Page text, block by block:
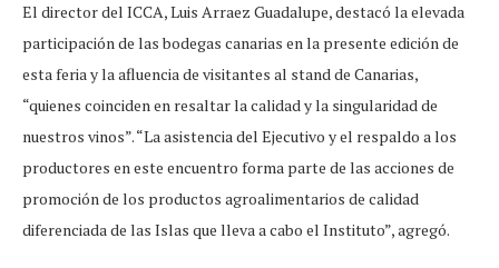
El director del ICCA, Luis Arraez Guadalupe, destacó la elevada
participación de las bodegas canarias en la presente edición de
esta feria y la afluencia de visitantes al stand de Canarias,
“quienes coinciden en resaltar la calidad y la singularidad de
nuestros vinos”. “La asistencia del Ejecutivo y el respaldo a los
productores en este encuentro forma parte de las acciones de
promoción de los productos agroalimentarios de calidad
diferenciada de las Islas que lleva a cabo el Instituto”, agregó.